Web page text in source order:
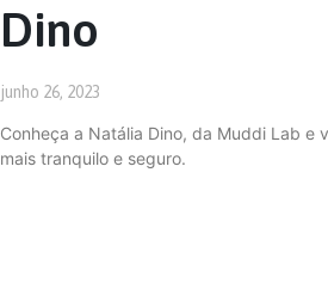
Dino
junho 26, 2023
Conheça a Natália Dino, da Muddi Lab e
mais tranquilo e seguro.